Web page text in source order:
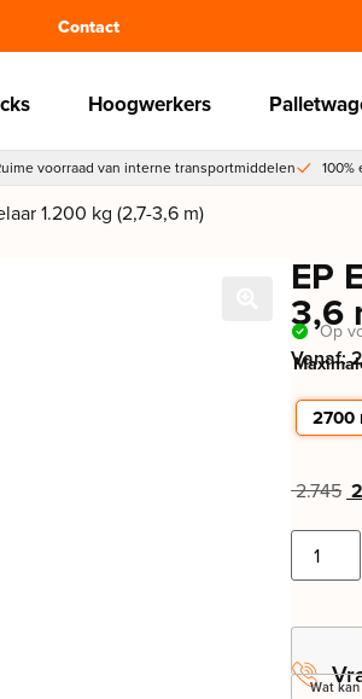
Contact
Hoogwerkers
voorraad van interne transportmiddelen
1.200 kg (2,7-3,6 m)
EP
3,6
Op
Vanaf:
2700
2.745
Wat